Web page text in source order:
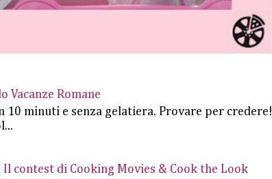
Vacanze Romane
10 minuti e senza gelatiera. Provare per credere!
Il contest di Cooking Movies & Cook the Look